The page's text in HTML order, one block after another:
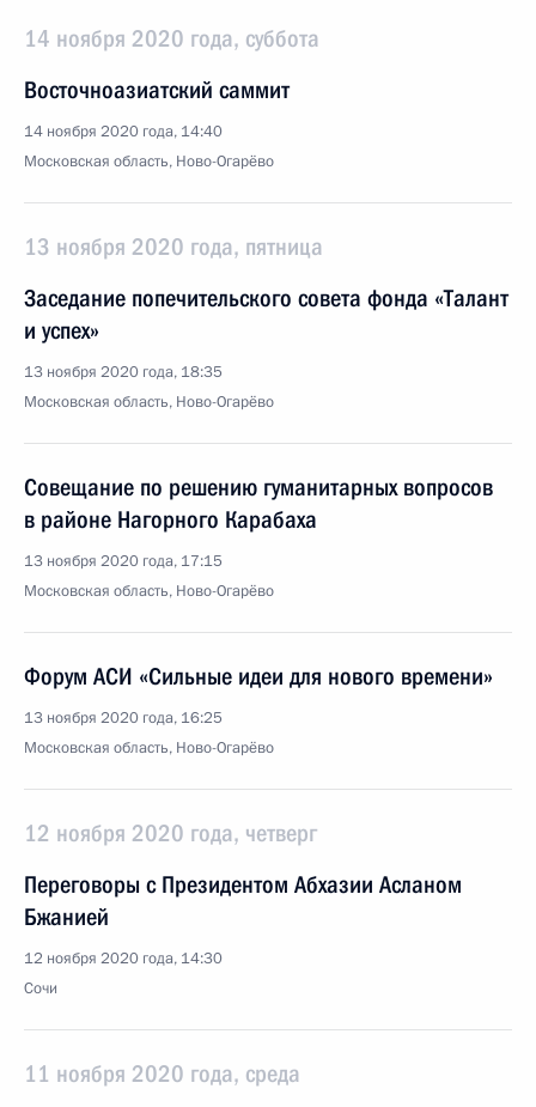
14 ноября 2020 года, суббота
Восточноазиатский саммит
14 ноября 2020 года, 14:40
Московская область, Ново-Огарёво
13 ноября 2020 года, пятница
Заседание попечительского совета фонда «Талант
и успех»
13 ноября 2020 года, 18:35
Московская область, Ново-Огарёво
Совещание по решению гуманитарных вопросов
в районе Нагорного Карабаха
13 ноября 2020 года, 17:15
Московская область, Ново-Огарёво
Форум АСИ «Сильные идеи для нового времени»
13 ноября 2020 года, 16:25
Московская область, Ново-Огарёво
12 ноября 2020 года, четверг
Переговоры с Президентом Абхазии Асланом
Бжанией
12 ноября 2020 года, 14:30
Сочи
11 ноября 2020 года, среда